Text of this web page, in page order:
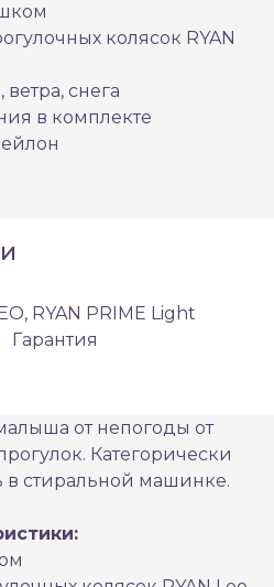
колясок RYAN
снега
в комплекте
RYAN PRIME Light
Гарантия
от непогоды от
Категорически
в стиральной машинке.